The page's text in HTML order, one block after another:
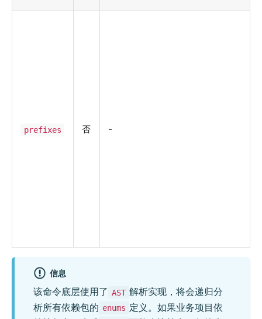
prefixes 否 -
信息
该命令底层使用了 AST 解析实现，将会递归分
析所有依赖包的 enums 定义。如果业务项目依